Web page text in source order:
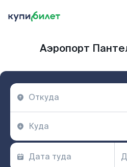
Аэропорт